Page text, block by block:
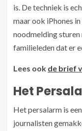
is. De techniek is
maar ook iPhones
noodmelding sturen
familieleden dat er
Lees ook de brief
Het
Het persalarm is
journalisten